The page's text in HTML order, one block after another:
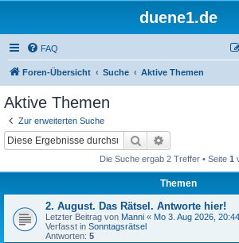
duene1.de
FAQ
Foren-Übersicht Suche Aktive Themen
Aktive Themen
Zur erweiterten Suche
Suche
Die Suche ergab 2 Treffer • Seite 1
Themen
2. August. Das Rätsel. Antworte hier!
Letzter Beitrag von Manni « Mo 3. Aug 2026, 20:44
Verfasst in Sonntagsrätsel
Antworten: 5